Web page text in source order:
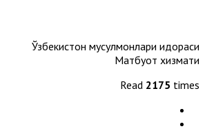
Ўзбекистон мусулмонлари идораси
Матбуот хизмати
Read 2175 times